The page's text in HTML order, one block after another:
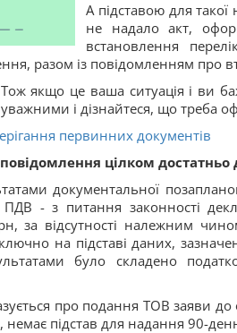
А підставою для
не надало акт,
встановлення
разом із повідомленням про
Тож якщо це ваша ситуація і ви
уважними і дізнайтеся, що треба
первинних документів
цілком
документальної
- з питання законності
за відсутності належним
на підставі даних,
було складено
про подання ТОВ заяви до
підстав для надання 90-